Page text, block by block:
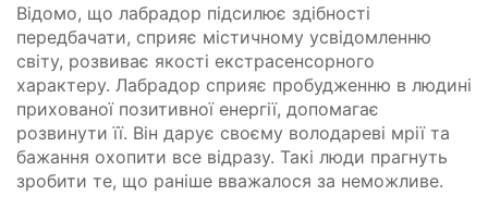
Відомо, що лабрадор підсилює здібності
передбачати, сприяє містичному усвідомленню
світу, розвиває якості екстрасенсорного
характеру. Лабрадор сприяє пробудженню в людині
прихованої позитивної енергії, допомагає
розвинути її. Він дарує своєму володареві мрії та
бажання охопити все відразу. Такі люди прагнуть
зробити те, що раніше вважалося за неможливе.